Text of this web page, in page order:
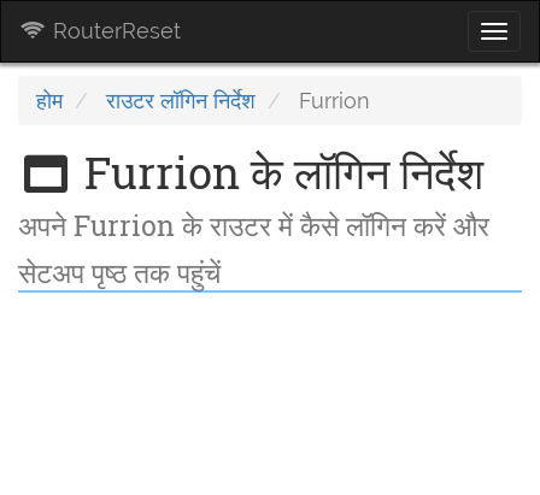
RouterReset
होम राउटर लॉगिन निर्देश Furrion
Furrion के लॉगिन निर्देश
अपने Furrion के राउटर में कैसे लॉगिन करें और
सेटअप पृष्ठ तक पहुंचें